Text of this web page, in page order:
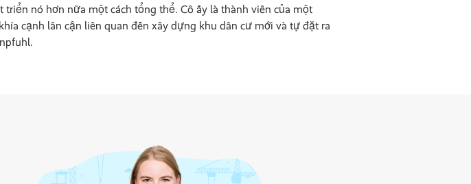
nó hơn nữa một cách tổng thể. Cô ấy là thành viên của một
cạnh lân cận liên quan đến xây dựng khu dân cư mới và tự đặt ra